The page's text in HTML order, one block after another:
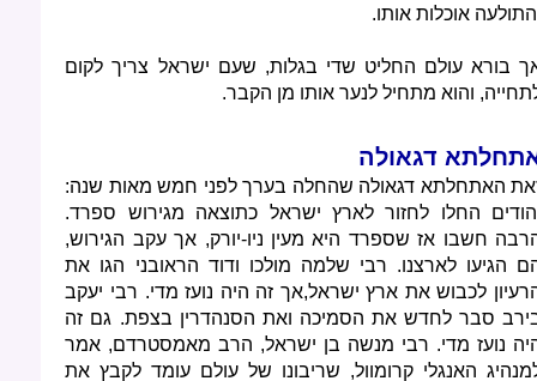
אוכלות אותו.
בורא עולם החליט שדי בגלות, שעם ישראל צריך לקום
והוא מתחיל לנער אותו מן הקבר.
דגאולה
האתחלתא דגאולה שהחלה בערך לפני חמש מאות שנה:
החלו לחזור לארץ ישראל כתוצאה מגירוש ספרד.
חשבו אז שספרד היא מעין ניו-יורק, אך עקב הגירוש,
הגיעו לארצנו. רבי שלמה מולכו ודוד הראובני הגו את
לכבוש את ארץ ישראל,אך זה היה נועז מדי. רבי יעקב
סבר לחדש את הסמיכה ואת הסנהדרין בצפת. גם זה
נועז מדי. רבי מנשה בן ישראל, הרב מאמסטרדם, אמר
האנגלי קרומוול, שריבונו של עולם עומד לקבץ את